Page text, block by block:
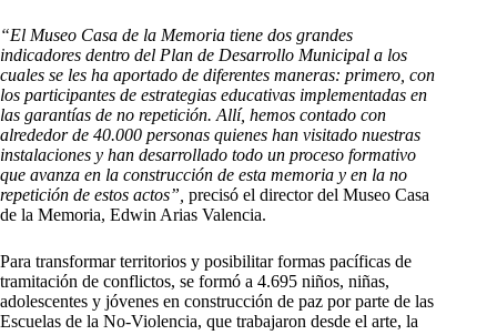
“El Museo Casa de la Memoria tiene dos grandes
indicadores dentro del Plan de Desarrollo Municipal a los
cuales se les ha aportado de diferentes maneras: primero, con
los participantes de estrategias educativas implementadas en
las garantías de no repetición. Allí, hemos contado con
alrededor de 40.000 personas quienes han visitado nuestras
instalaciones y han desarrollado todo un proceso formativo
que avanza en la construcción de esta memoria y en la no
repetición de estos actos”, precisó el director del Museo Casa
de la Memoria, Edwin Arias Valencia.
Para transformar territorios y posibilitar formas pacíficas de
tramitación de conflictos, se formó a 4.695 niños, niñas,
adolescentes y jóvenes en construcción de paz por parte de las
Escuelas de la No-Violencia, que trabajaron desde el arte, la